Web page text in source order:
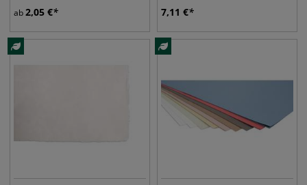
ab2,05 € 7,11 €